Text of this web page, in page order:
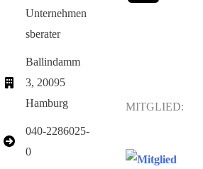
Unternehmen
sberater
Ballindamm
3, 20095
Hamburg
040-2286025-
0
MITGLIED: